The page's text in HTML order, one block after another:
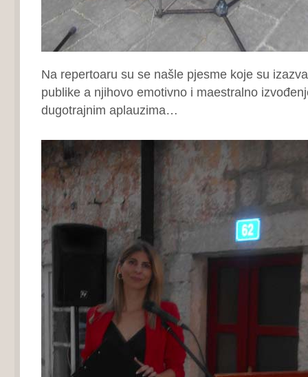
Na repertoaru su se našle pjesme koje su
publike a njihovo emotivno i maestralno
dugotrajnim aplauzima…